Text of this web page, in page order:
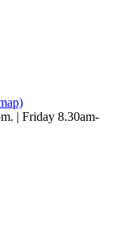
| Friday 8.30am-